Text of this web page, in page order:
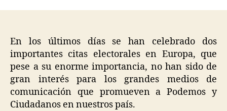
En los últimos días se han celebrado dos
importantes citas electorales en Europa, que
pese a su enorme importancia, no han sido de
gran interés para los grandes medios de
comunicación que promueven a Podemos y
Ciudadanos en nuestros país.